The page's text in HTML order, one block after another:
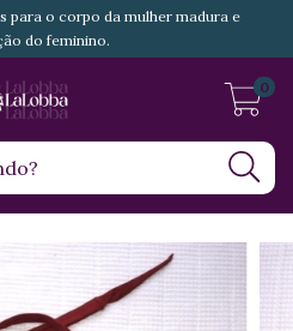
para o corpo da mulher madura e
do feminino.
0